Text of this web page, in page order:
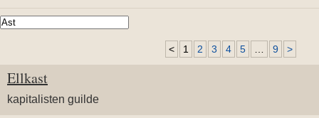
< 1 2 3 4 5 9 >
Ellkast
kapitalisten guilde